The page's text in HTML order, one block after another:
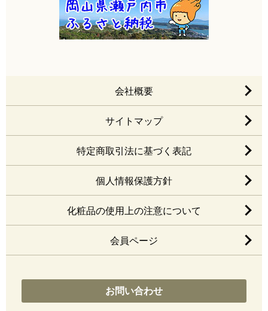
会社概要
サイトマップ
特定商取引法に基づく表記
個人情報保護方針
化粧品の使用上の注意について
会員ページ
お問い合わせ